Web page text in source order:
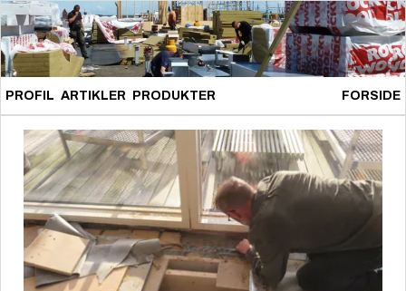
PROFIL ARTIKLER PRODUKTER FORSIDE